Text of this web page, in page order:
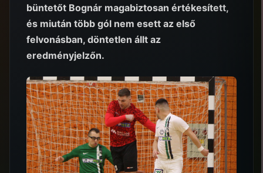
büntetőt Bognár magabiztosan értékesített,
és miután több gól nem esett az első
felvonásban, döntetlen állt az
eredményjelzőn.